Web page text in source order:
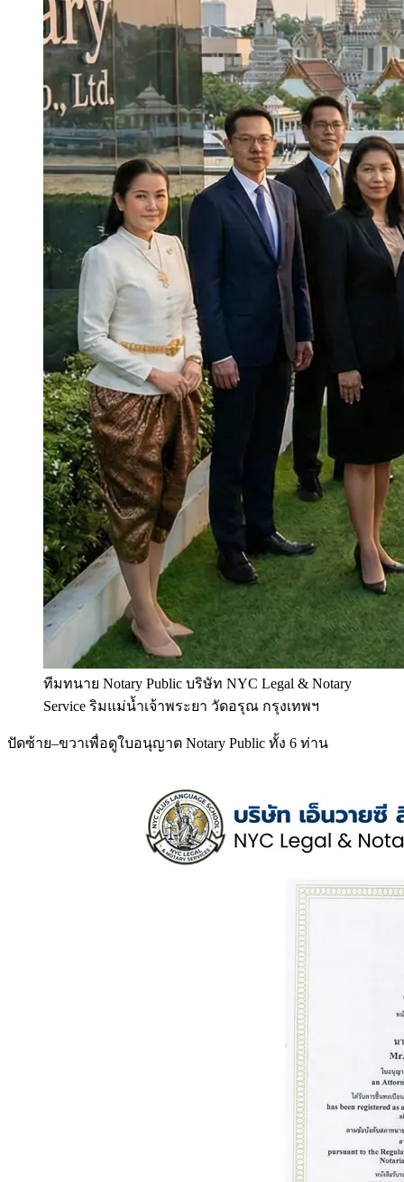
ทีมทนาย Notary Public บริษัท NYC Legal & Notary
Service ริมแม่น้ำเจ้าพระยา วัดอรุณ กรุงเทพฯ
ปัดซ้าย–ขวาเพื่อดูใบอนุญาต Notary Public ทั้ง 6 ท่าน